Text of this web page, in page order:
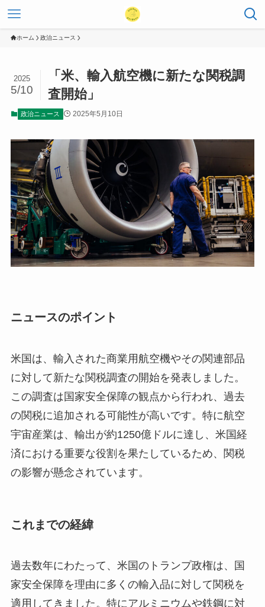
ホーム 政治ニュース
「米、輸入航空機に新たな関税調
査開始」
2025
5/10
政治ニュース 2025年5月10日
ニュースのポイント
米国は、輸入された商業用航空機やその関連部品
に対して新たな関税調査の開始を発表しました。
この調査は国家安全保障の観点から行われ、過去
の関税に追加される可能性が高いです。特に航空
宇宙産業は、輸出が約1250億ドルに達し、米国経
済における重要な役割を果たしているため、関税
の影響が懸念されています。
これまでの経緯
過去数年にわたって、米国のトランプ政権は、国
家安全保障を理由に多くの輸入品に対して関税を
適用してきました。特にアルミニウムや鉄鋼に対